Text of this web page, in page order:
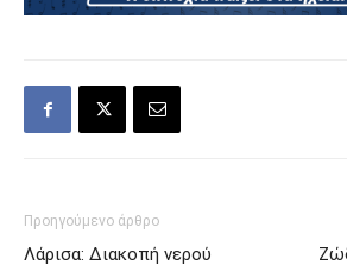
Προηγούμενο άρθρο
Λάρισα: Διακοπή νερού